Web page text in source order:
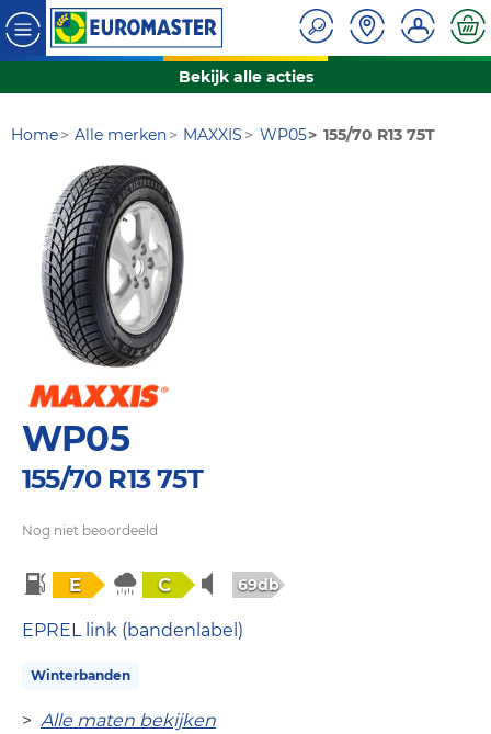
Bekijk alle acties
Home Alle merken MAXXIS WP05 155/70 R13 75T
WP05
155/70 R13 75T
Nog niet beoordeeld
E C 69db
EPREL link (bandenlabel)
Winterbanden
> Alle maten bekijken